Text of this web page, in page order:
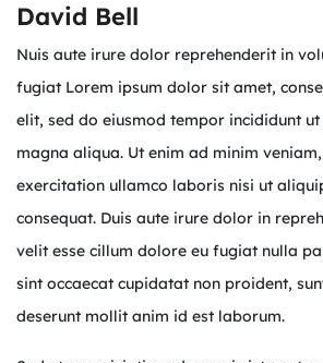
David Bell
Nuis aute irure dolor reprehenderit in
fugiat Lorem ipsum dolor sit amet,
elit, sed do eiusmod tempor incididunt
magna aliqua. Ut enim ad minim
exercitation ullamco laboris nisi ut
consequat. Duis aute irure dolor in
velit esse cillum dolore eu fugiat nulla
sint occaecat cupidatat non proident,
deserunt mollit anim id est laborum.